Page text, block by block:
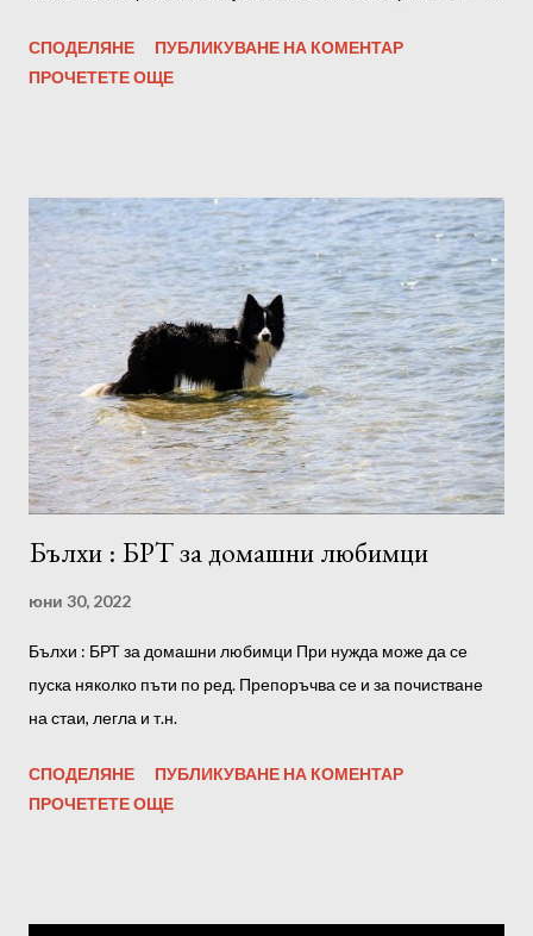
голяма популярност още от древна Русия и е актуален и до
днес. Aвтор на Матрицата : Anton Matrix Laboratory
човека. Лечител е подходящ за възрастни мъже и жени, а
дори и за малки деца, които се нуждаят от помощ отгоре.
Мощната положителна енергия се характеризира с
творческо действие - възстановява тялото и духа. Този
амулет има чудотворна сила и е много популярен сред
онези, които търсят не само физическо, но и духовно
изцеление. Лечителят, както подсказва името му, е способен
да прави чудеса, тъй като притежава мощна лечебна
енергия...
СПОДЕЛЯНЕ
ПУБЛИКУВАНЕ НА КОМЕНТАР
ПРОЧЕТЕТЕ ОЩЕ
Бълхи : БРТ за домашни любимци
юни 30, 2022
Бълхи : БРТ за домашни любимци При нужда може да се
пуска няколко пъти по ред. Препоръчва се и за почистване
на стаи, легла и т.н.
СПОДЕЛЯНЕ
ПУБЛИКУВАНЕ НА КОМЕНТАР
ПРОЧЕТЕТЕ ОЩЕ